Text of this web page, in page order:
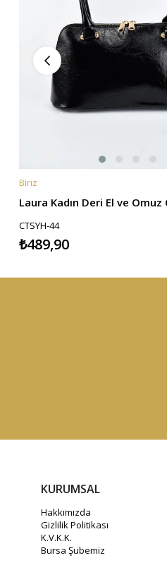
SEPETE EKLE
Biriz
CTSYH-44
₺489,90
KURUMSAL
Hakkımızda
Gizlilik Politikası
K.V.K.K.
Bursa Şubemiz